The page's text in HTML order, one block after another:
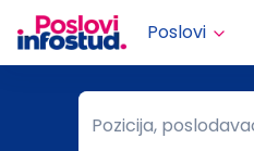
Poslovi
Pozicija,
Pozicija,